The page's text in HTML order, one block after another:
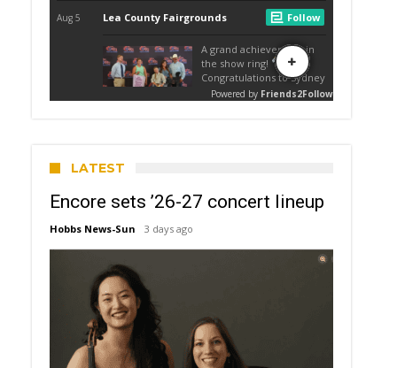
LATEST
Encore sets ’26-27 concert lineup
Hobbs News-Sun 3 days ago